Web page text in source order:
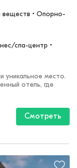
веществ • Опорно-
спа-центр •
уникальное место.
отель, где
Смотреть